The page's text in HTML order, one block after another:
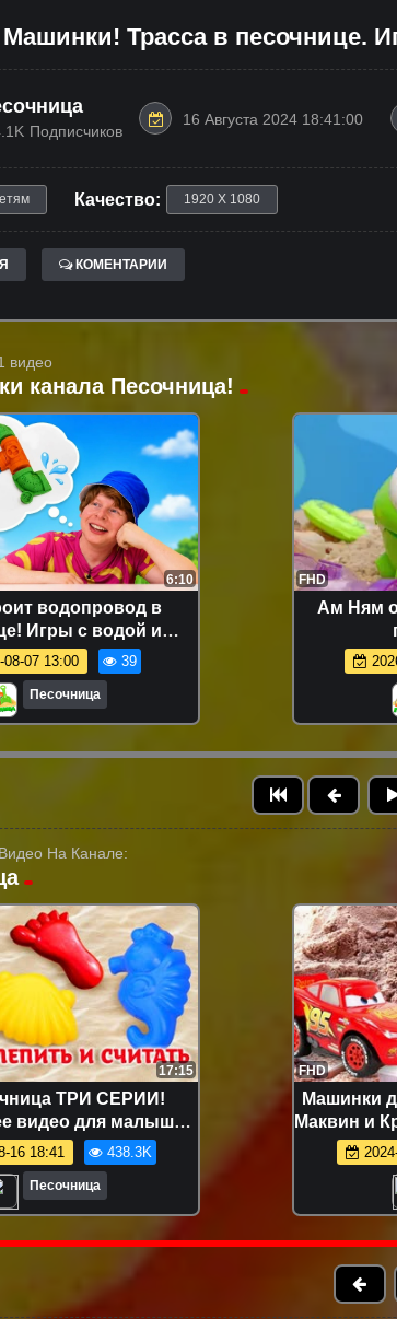
Трасса в песочнице.
Подписчиков
16 Августа 2024 18:41:00
Качество: 1920 X 1080
КОМЕНТАРИИ
видео
канала Песочница!
6:10
водопровод в
Игры с водой и
для детей
08-07 13:00 39
Песочница
FHD
Ам Ням
На Канале:
17:15
ТРИ СЕРИИ!
видео для малышей
и игры с песком.
куличики!
16 18:41 438.3K
Песочница
FHD
Машинки
Маквин и
для